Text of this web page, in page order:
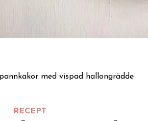
med vispad hallongrädde
RECEPT